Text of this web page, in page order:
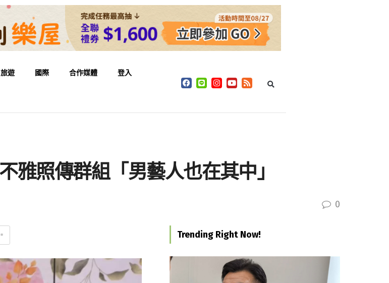
旅遊 國際 合作媒體 登入
雅照傳群組「男藝人也在其中」
0
Trending Right Now!